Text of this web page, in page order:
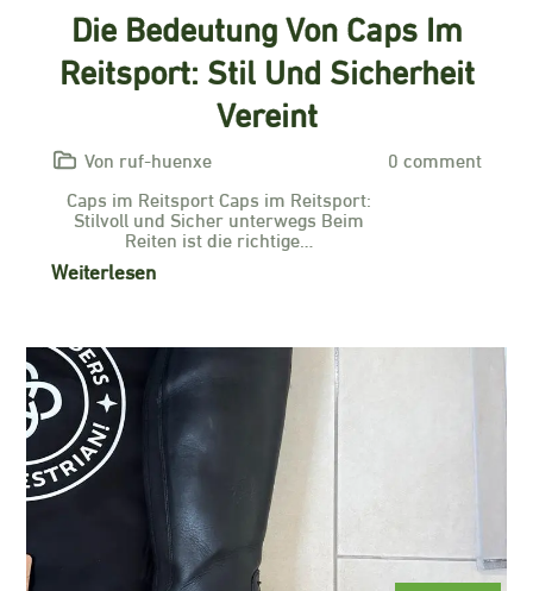
Die Bedeutung Von Caps Im
Reitsport: Stil Und Sicherheit
Vereint
Von ruf-huenxe
0 comment
Caps im Reitsport Caps im Reitsport:
Stilvoll und Sicher unterwegs Beim
Reiten ist die richtige…
Weiterlesen